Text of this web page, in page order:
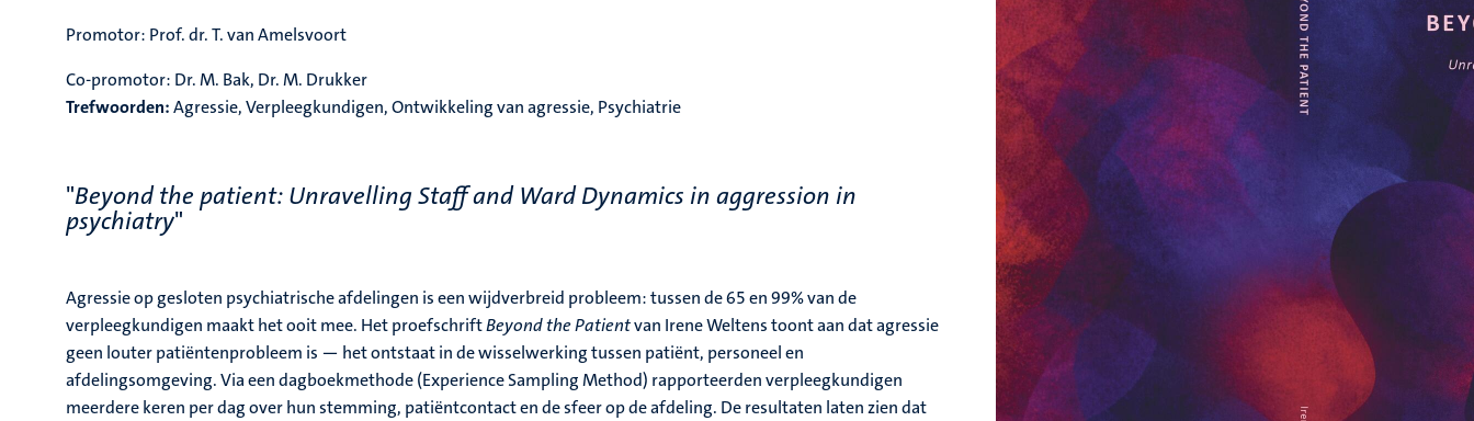
Promotor: Prof. dr. T. van Amelsvoort
Co-promotor: Dr. M. Bak, Dr. M. Drukker
Trefwoorden:Agressie, Verpleegkundigen, Ontwikkeling van agressie, Psychiatrie
"Beyond the patient: Unravelling Staff and Ward Dynamics in aggression in
psychiatry"
Agressie op gesloten psychiatrische afdelingen is een wijdverbreid probleem: tussen de 65 en 99% van de
verpleegkundigen maakt het ooit mee. Het proefschriftBeyond the Patientvan Irene Weltens toont aan dat agressie
geen louter patiëntenprobleem is — het ontstaat in de wisselwerking tussen patiënt, personeel en
afdelingsomgeving. Via een dagboekmethode (Experience Sampling Method) rapporteerden verpleegkundigen
meerdere keren per dag over hun stemming, patiëntcontact en de sfeer op de afdeling. De resultaten laten zien dat